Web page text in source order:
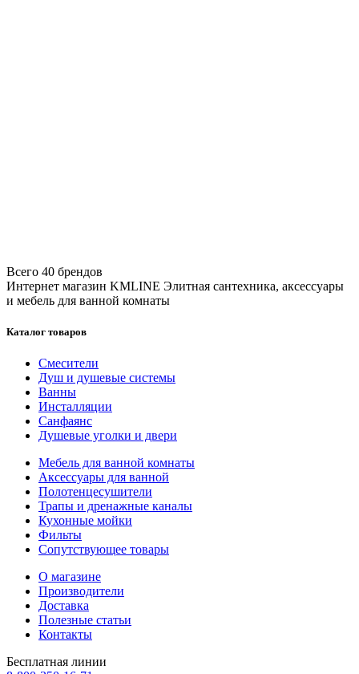
Всего 40 брендов
Интернет магазин KMLINE Элитная сантехника, аксессуары
и мебель для ванной комнаты
Каталог товаров
Смесители
Душ и душевые системы
Ванны
Инсталляции
Санфаянс
Душевые уголки и двери
Мебель для ванной комнаты
Аксессуары для ванной
Полотенцесушители
Трапы и дренажные каналы
Кухонные мойки
Фильты
Сопутствующее товары
О магазине
Производители
Доставка
Полезные статьи
Контакты
Бесплатная линии